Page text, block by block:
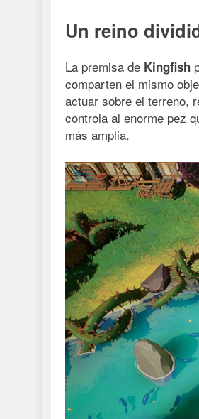
Un reino
La premisa de Kingfish
comparten el mismo
actuar sobre el terreno,
controla al enorme pez
más amplia.